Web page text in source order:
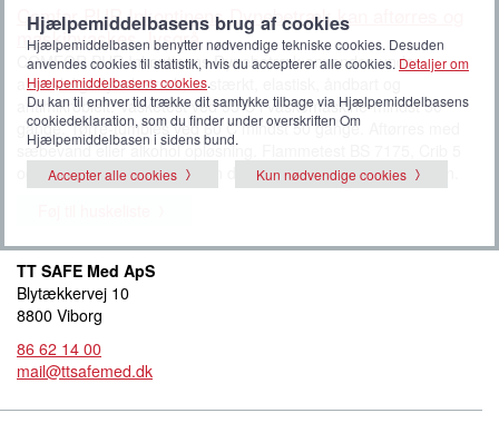
Comfor PUR Inkontinens Dynebetræk kan aftørres og
maskinvaskes, lysgrå
COMFOR PUR Inkontinens Dynebetræk anvendes under
almindeligt dynebetræk, er stærkt, elastisk, åndbart og
antimikrobielt. Vasketest ved 95 C i vaskemaskine-mindst 50
gange. Tørre-tumbles ved 60 C mindst 50 gange. Aftørres med
sæbevand eller alkohol opløsning. Flammetest BS 7175, Crib 5
og EN 597-1 & 2. Altid en ren dyne med sikker behagelig søvn.
TT SAFE Med ApS
Blytækkervej 10
8800 Viborg
86 62 14 00
mail@ttsafemed.dk
Hjælpemiddelbasens brug af cookies
Hjælpemiddelbasen benytter nødvendige tekniske cookies. Desuden
anvendes cookies til statistik, hvis du accepterer alle cookies. Detaljer om
Hjælpemiddelbasens cookies.
Du kan til enhver tid trække dit samtykke tilbage via Hjælpemiddelbasens
cookiedeklaration, som du finder under overskriften Om
Hjælpemiddelbasen i sidens bund.
Accepter alle cookies
Kun nødvendige cookies